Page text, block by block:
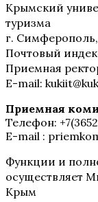
Крымский
туризма
г.
Почтовый
Приемная
E-mail:
Приемная
Телефон:
E-mail :
Функции и
осуществляет
Крым